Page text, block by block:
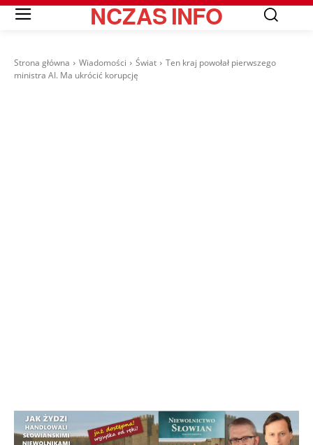
NCZASINFO
Strona główna Wiadomości Świat
Ten kraj powołał pierwszego
ministra AI. Ma ukrócić korupcję